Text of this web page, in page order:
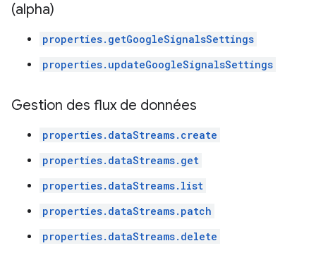
(alpha)
properties.getGoogleSignalsSettings
properties.updateGoogleSignalsSettings
Gestion des flux de données
properties.dataStreams.create
properties.dataStreams.get
properties.dataStreams.list
properties.dataStreams.patch
properties.dataStreams.delete